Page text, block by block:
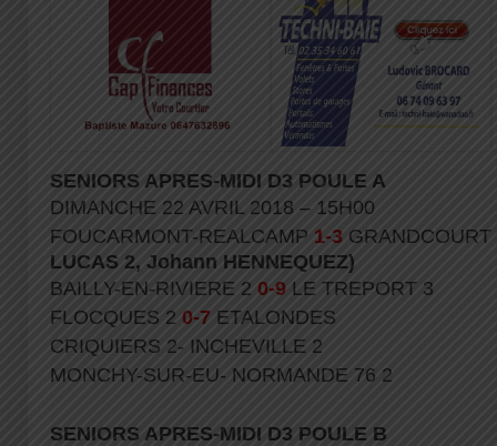
SENIORS APRES-MIDI D3 POULE A
DIMANCHE 22 AVRIL 2018 – 15H00
FOUCARMONT-REALCAMP 1-3 GRANDCOURT
LUCAS 2, Johann HENNEQUEZ)
BAILLY-EN-RIVIERE 2 0-9 LE TREPORT 3
FLOCQUES 2 0-7 ETALONDES
CRIQUIERS 2- INCHEVILLE 2
MONCHY-SUR-EU- NORMANDE 76 2
SENIORS APRES-MIDI D3 POULE B